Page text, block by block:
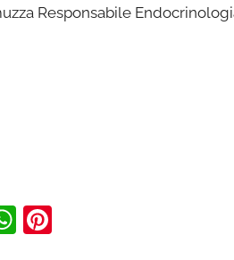
Responsabile
W